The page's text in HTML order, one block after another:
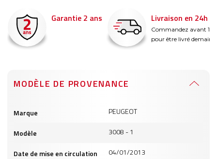
Garantie 2 ans Livraison en 24h
Commandez avant 14h
pour être livré demain !
MODÈLE DE PROVENANCE
produits
Marque PEUGEOT
Modèle 3008 - 1
Date de mise en circulation 04/01/2013